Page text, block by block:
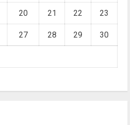
20 21 22 23
27 28 29 30